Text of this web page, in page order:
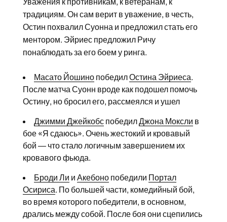
традициям. Он сам верит в уважение, в честь,
Остин похвалил Суонна и предложил стать его
ментором. Эйриес предложил Ричу
понаблюдать за его боем у ринга.
Масато ЙошинопобедилОстина Эйриеса.
После матча Суонн вроде как подошел помочь
Остину, но бросил его, рассмеялся и ушел
Джимми ДжейкобспобедилДжона Моксли в
бое «Я сдаюсь». Очень жестокий и кровавый
бой — что стало логичным завершением их
кровавого фьюда.
Броди Ли и Акебонопобедили Портал
Осириса. По большей части, комедийный бой,
во время которого победители, в основном,
дрались между собой. После боя они сцепились